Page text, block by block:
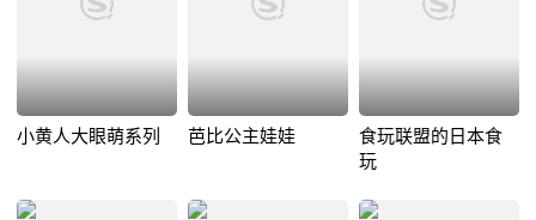
小黄人大眼萌系列 芭比公主娃娃
食玩联盟的日本食
玩